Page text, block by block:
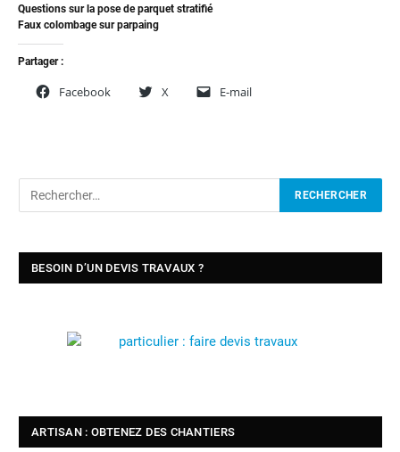
Questions sur la pose de parquet stratifié
Faux colombage sur parpaing
Partager :
Facebook X E-mail
BESOIN D’UN DEVIS TRAVAUX ?
ARTISAN : OBTENEZ DES CHANTIERS